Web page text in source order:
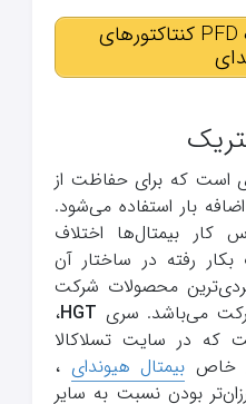
لینک دانلود کاتالوگ PFD کنتاکتورهای
است که برای حفاظت از
بار استفاده می‌شود.
کار بیمتال‌ها اختلاف
رفته در ساختار آن
محصولات شرکت
می‌باشد. سری HGT،
که در سایت تسلاکالا
خاص بیمتال هیوندای ،
بودن نسبت به سایر